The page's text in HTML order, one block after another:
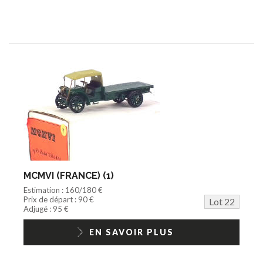
MCMVI (FRANCE) (1)
Estimation : 160/180 €
Prix de départ : 90 €
Lot 22
Adjugé : 95 €
EN SAVOIR PLUS